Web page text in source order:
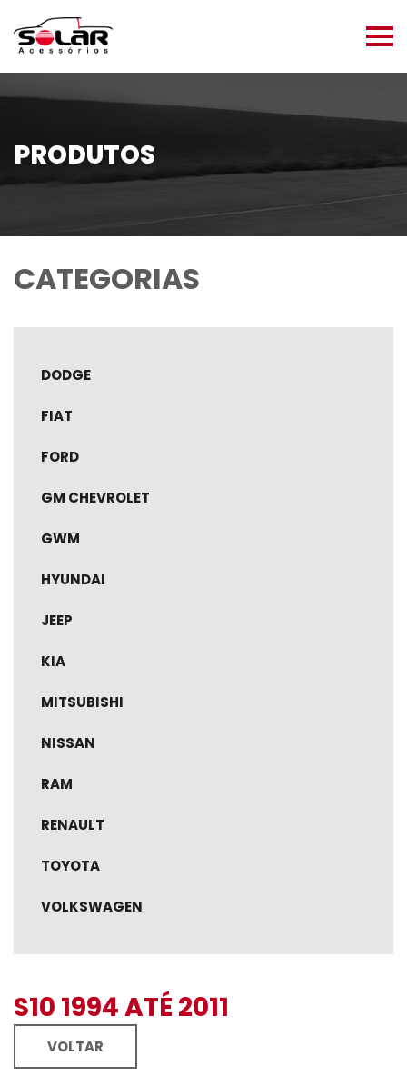
PRODUTOS
CATEGORIAS
DODGE
FIAT
FORD
GM CHEVROLET
GWM
HYUNDAI
JEEP
KIA
MITSUBISHI
NISSAN
RAM
RENAULT
TOYOTA
VOLKSWAGEN
S10 1994 ATÉ 2011
VOLTAR